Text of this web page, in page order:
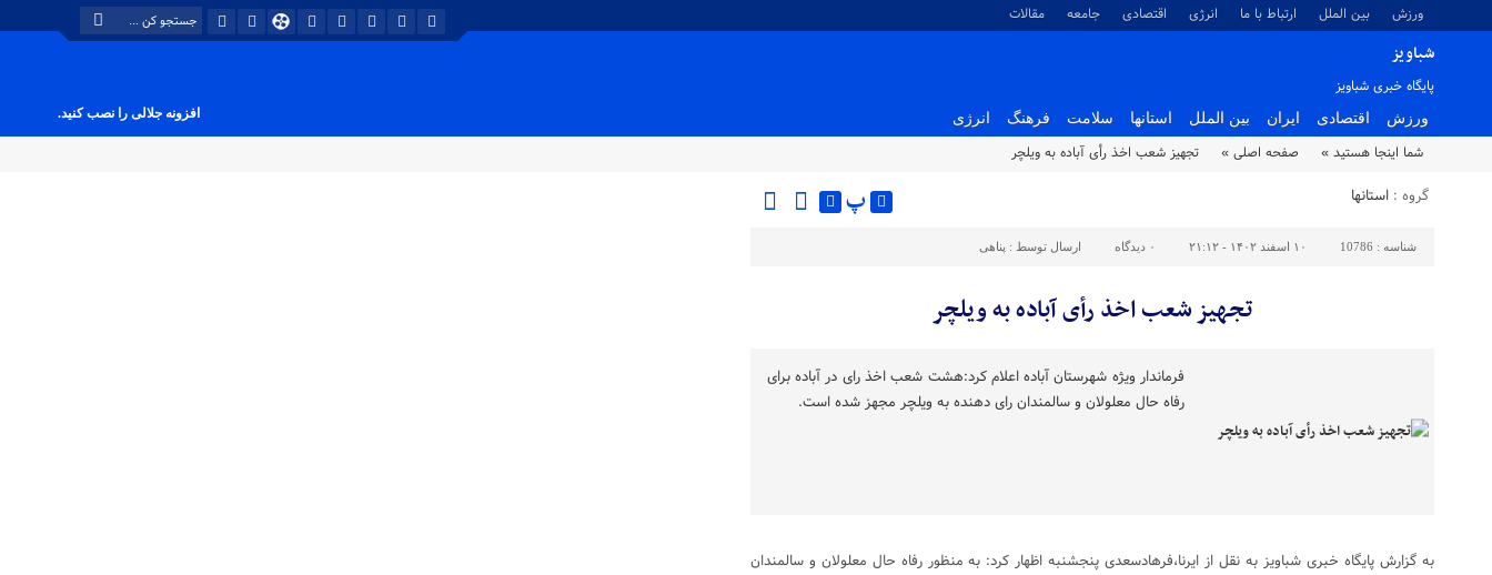
ورزش بین الملل ارتباط با ما انرژی اقتصادی جامعه مقالات
شباویز
پایگاه خبری شباویز
ورزش اقتصادی ایران بین الملل استانها سلامت فرهنگ انرژی افزونه جلالی را نصب کنید.
شما اینجا هستید » صفحه اصلی » تجهیز شعب اخذ رأی آباده به ویلچر
گروه : استانها پ
شناسه : 10786 ۱۰ اسفند ۱۴۰۲ - ۲۱:۱۲ ۰ دیدگاه ارسال توسط : پناهی
تجهیز شعب اخذ رأی آباده به ویلچر
فرماندار ویژه شهرستان آباده اعلام کرد:هشت شعب اخذ رای در آباده برای
رفاه حال معلولان و سالمندان رای دهنده به ویلچر مجهز شده است.
به گزارش پایگاه خبری شباویز به نقل از ایرنا،فرهادسعدی پنجشنبه اظهار کرد: به منظور رفاه حال معلولان و سالمندان